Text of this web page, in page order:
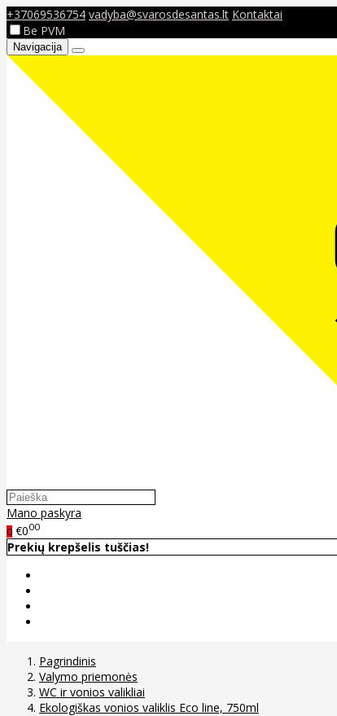
+37069536754 vadyba@svarosdesantas.lt Kontaktai
Be PVM
Navigacija
Mano paskyra
0 €000
Prekių krepšelis tuščias!
Pagrindinis
Valymo priemonės
WC ir vonios valikliai
Ekologiškas vonios valiklis Eco line, 750ml